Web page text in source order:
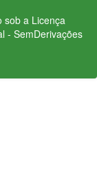
sob a Licença
- SemDerivações